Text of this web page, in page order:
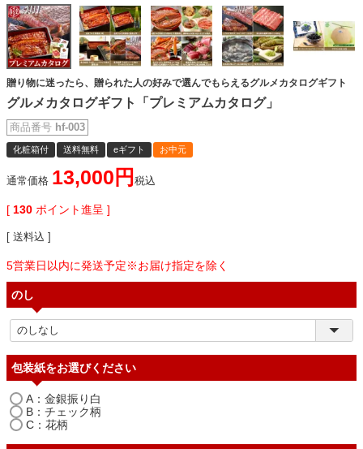
贈り物に迷ったら、贈られた人の好みで選んでもらえるグルメカタログギフト
グルメカタログギフト「プレミアムカタログ」
商品番号 hf-003
化粧箱付 送料無料 eギフト お中元
通常価格 13,000 税込
[ 130 ポイント進呈 ]
送料込
5営業日以内に発送予定※お届け指定を除く
のし
包装紙をお選びください
A：金銀振り白
B：チェック柄
C：花柄